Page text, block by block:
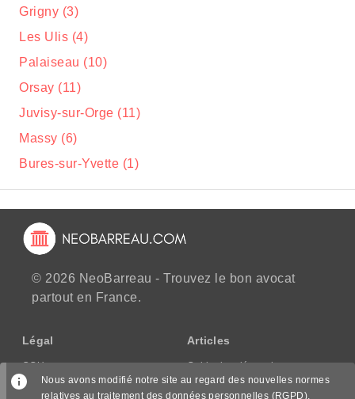
Grigny (3)
Les Ulis (4)
Palaiseau (10)
Orsay (11)
Juvisy-sur-Orge (11)
Massy (6)
Bures-sur-Yvette (1)
© 2026 NeoBarreau - Trouvez le bon avocat
partout en France.
Légal
CGU
CGV/CPPS
Articles
Guide des démarches
Nous avons modifié notre site au regard des nouvelles normes
relatives au traitement des données personnelles (RGPD),